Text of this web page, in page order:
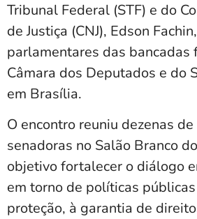
Tribunal Federal (STF) e do
de Justiça (CNJ), Edson
parlamentares das bancadas
Câmara dos Deputados e do
em Brasília.
O encontro reuniu dezenas
senadoras no Salão Branco
objetivo fortalecer o diálogo
em torno de políticas
proteção, à garantia de